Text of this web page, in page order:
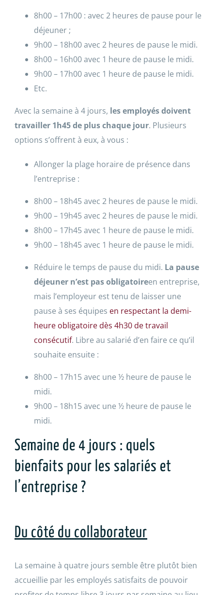
8h00 – 17h00 : avec 2 heures de pause pour le
déjeuner ;
9h00 – 18h00 avec 2 heures de pause le midi.
8h00 – 16h00 avec 1 heure de pause le midi.
9h00 – 17h00 avec 1 heure de pause le midi.
Etc.
Avec la semaine à 4 jours, les employés doivent
travailler 1h45 de plus chaque jour. Plusieurs
options s’offrent à eux, à vous :
Allonger la plage horaire de présence dans
l’entreprise :
8h00 – 18h45 avec 2 heures de pause le midi.
9h00 – 19h45 avec 2 heures de pause le midi.
8h00 – 17h45 avec 1 heure de pause le midi.
9h00 – 18h45 avec 1 heure de pause le midi.
Réduire le temps de pause du midi. La pause
déjeuner n’est pas obligatoireen entreprise,
mais l’employeur est tenu de laisser une
pause à ses équipes en respectant la demi-
heure obligatoire dès 4h30 de travail
consécutif. Libre au salarié d’en faire ce qu’il
souhaite ensuite :
8h00 – 17h15 avec une ½ heure de pause le
midi.
9h00 – 18h15 avec une ½ heure de pause le
midi.
Semaine de 4 jours : quels
bienfaits pour les salariés et
l’entreprise ?
Du côté du collaborateur
La semaine à quatre jours semble être plutôt bien
accueillie par les employés satisfaits de pouvoir